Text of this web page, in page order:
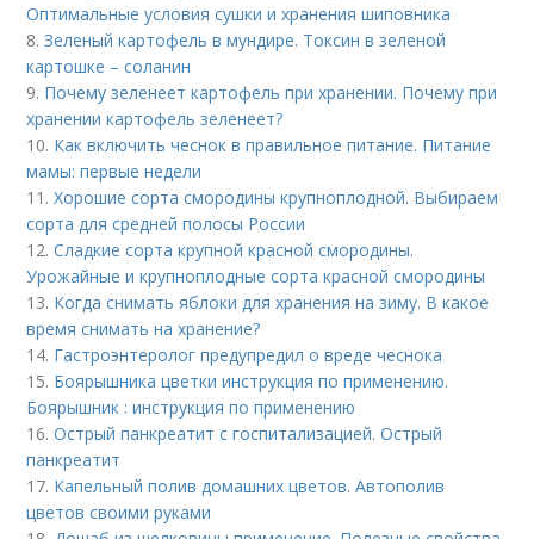
Оптимальные условия сушки и хранения шиповника
8.Зеленый картофель в мундире. Токсин в зеленой
картошке – соланин
9. Почему зеленеет картофель при хранении. Почему при
хранении картофель зеленеет?
10. Как включить чеснок в правильное питание. Питание
мамы: первые недели
11.Хорошие сорта смородины крупноплодной. Выбираем
сорта для средней полосы России
12.Сладкие сорта крупной красной смородины.
Урожайные и крупноплодные сорта красной смородины
13. Когда снимать яблоки для хранения на зиму. В какое
время снимать на хранение?
14. Гастроэнтеролог предупредил о вреде чеснока
15. Боярышника цветки инструкция по применению.
Боярышник : инструкция по применению
16.Острый панкреатит с госпитализацией. Острый
панкреатит
17. Капельный полив домашних цветов. Автополив
цветов своими руками